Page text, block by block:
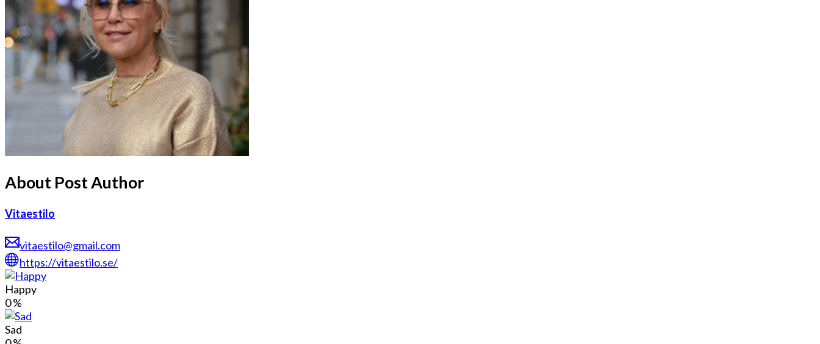
About Post Author
Vitaestilo
vitaestilo@gmail.com
https://vitaestilo.se/
Happy
0%
Sad